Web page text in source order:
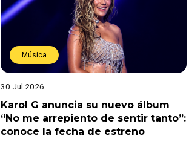
Música
30 Jul 2026
Karol G anuncia su nuevo álbum
“No me arrepiento de sentir tanto”:
conoce la fecha de estreno